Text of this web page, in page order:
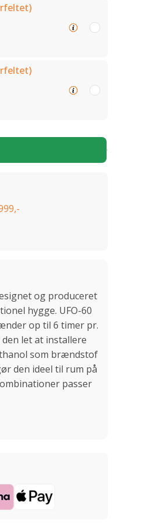
og produceret
hygge. UFO-60
op til 6 timer pr.
let at installere
som brændstof
den ideel til rum på
passer